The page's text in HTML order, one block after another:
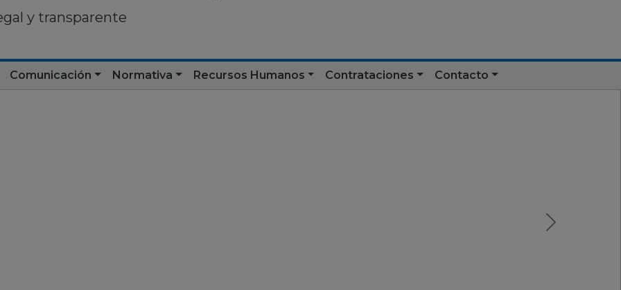
y transparente
Comunicación Normativa Recursos Humanos Contrataciones Contacto